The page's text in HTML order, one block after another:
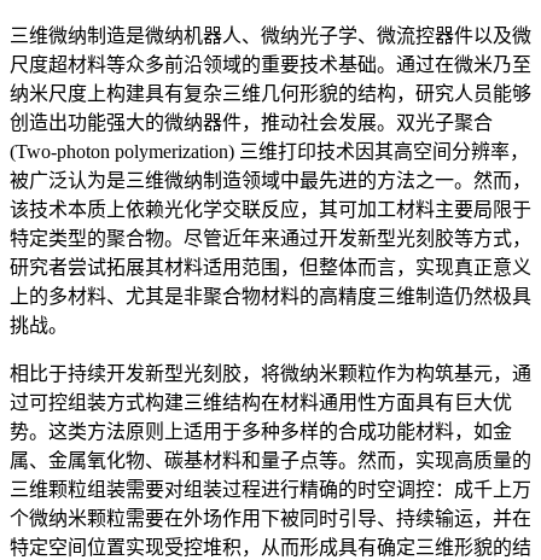
三维微纳制造是微纳机器人、微纳光子学、微流控器件以及微
尺度超材料等众多前沿领域的重要技术基础。通过在微米乃至
纳米尺度上构建具有复杂三维几何形貌的结构，研究人员能够
创造出功能强大的微纳器件，推动社会发展。双光子聚合
(Two-photon polymerization) 三维打印技术因其高空间分辨率，
被广泛认为是三维微纳制造领域中最先进的方法之一。然而，
该技术本质上依赖光化学交联反应，其可加工材料主要局限于
特定类型的聚合物。尽管近年来通过开发新型光刻胶等方式，
研究者尝试拓展其材料适用范围，但整体而言，实现真正意义
上的多材料、尤其是非聚合物材料的高精度三维制造仍然极具
挑战。
相比于持续开发新型光刻胶，将微纳米颗粒作为构筑基元，通
过可控组装方式构建三维结构在材料通用性方面具有巨大优
势。这类方法原则上适用于多种多样的合成功能材料，如金
属、金属氧化物、碳基材料和量子点等。然而，实现高质量的
三维颗粒组装需要对组装过程进行精确的时空调控：成千上万
个微纳米颗粒需要在外场作用下被同时引导、持续输运，并在
特定空间位置实现受控堆积，从而形成具有确定三维形貌的结